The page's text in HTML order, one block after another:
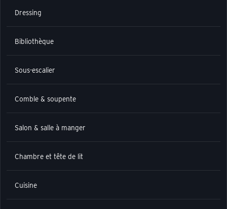
Dressing
Bibliothèque
Sous-escalier
Comble & soupente
Salon & salle à manger
Chambre et tête de lit
Cuisine